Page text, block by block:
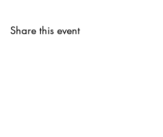
Share this event